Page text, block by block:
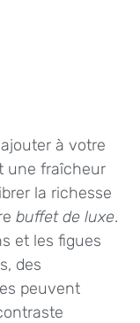
à votre
une fraîcheur
la richesse
buffet de luxe.
et les figues
des
peuvent